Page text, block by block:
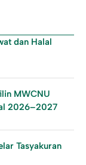
dan Halal
MWCNU
2026–2027
Tasyakuran